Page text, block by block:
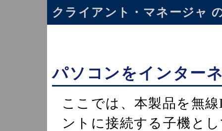
クライアント・マネージャ
パソコンをインター
ここでは、本製品を無
ントに接続する子機と